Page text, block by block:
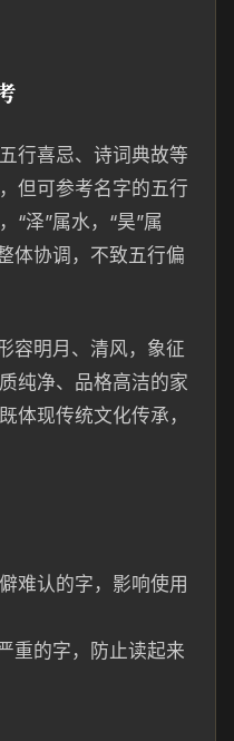
行喜忌、诗词典故等
但可参考名字的五行
“泽”属水，“昊”属
体协调，不致五行偏
容明月、清风，象征
纯净、品格高洁的家
体现传统文化传承，
难认的字，影响使用
重的字，防止读起来